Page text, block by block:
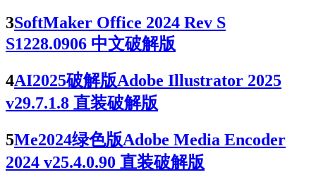
3SoftMaker Office 2024 Rev S
S1228.0906 中文破解版
4AI2025破解版Adobe Illustrator 2025
v29.7.1.8 直装破解版
5Me2024绿色版Adobe Media Encoder
2024 v25.4.0.90 直装破解版